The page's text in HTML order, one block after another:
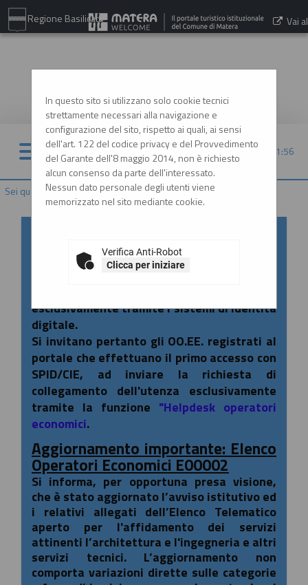
Regione Basilicata Vai al
07/08/2026 11:56
Sei qui: Home
In questo sito si utilizzano solo cookie tecnici
strettamente necessari alla navigazione e
configurazione del sito, rispetto ai quali, ai sensi
dell'art. 122 del codice privacy e del Provvedimento
del Garante dell'8 maggio 2014, non è richiesto
alcun consenso da parte dell'interessato.
Nessun dato personale degli utenti viene
memorizzato nel sito mediante cookie.
Verifica Anti-Robot
Clicca per iniziare
SPID/CIE: istruzioni
In ottemperanza alle normative vigenti
esclusivamente tramite i sistemi di identità
digitale.
Si invitano pertanto gli OO.EE. registrati al
portale che effettuano il primo accesso con
SPID/CIE, ad inviare la richiesta di
collegamento dell'utenza esclusivamente
tramite la funzione "Helpdesk operatori
economici.
Aggiornamento importante: Elenco
Operatori Economici E00002
Si informa, per opportuna presa visione,
che è stato aggiornato l’avviso istitutivo ed
i relativi allegati dell’Elenco Telematico
aperto per l'affidamento dei servizi
attinenti l’architettura e l'ingegneria e altri
servizi tecnici. L’aggiornamento non
comporta variazioni dirette sulle categorie